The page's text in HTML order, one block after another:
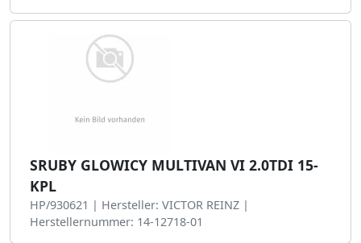
SRUBY GLOWICY MULTIVAN VI 2.0TDI 15-
KPL
HP/930621 | Hersteller: VICTOR REINZ |
Herstellernummer: 14-12718-01